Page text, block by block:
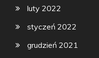
luty 2022
styczeń 2022
grudzień 2021